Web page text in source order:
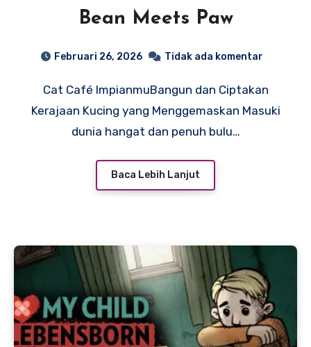
Bean Meets Paw
Februari 26, 2026 Tidak ada komentar
Cat Café ImpianmuBangun dan Ciptakan
Kerajaan Kucing yang Menggemaskan Masuki
dunia hangat dan penuh bulu…
Baca Lebih Lanjut